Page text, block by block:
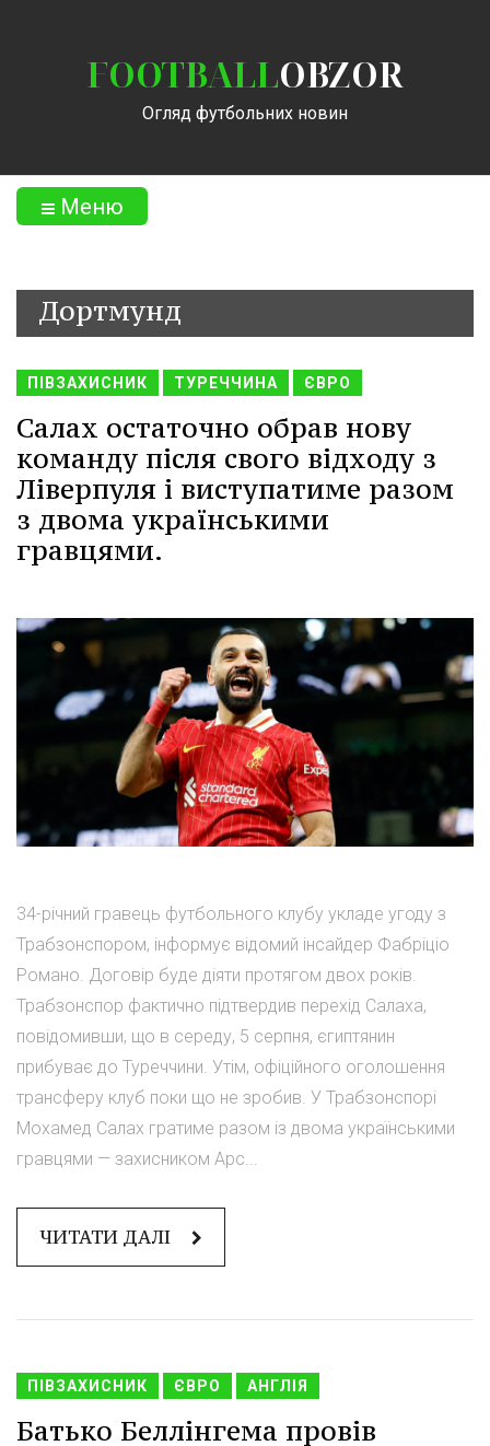
FOOTBALLOBZOR
Огляд футбольних новин
Меню
Дортмунд
ПІВЗАХИСНИК ТУРЕЧЧИНА ЄВРО
Салах остаточно обрав нову
команду після свого відходу з
Ліверпуля і виступатиме разом
з двома українськими
гравцями.
34-річний гравець футбольного клубу укладе угоду з
Трабзонспором, інформує відомий інсайдер Фабріціо
Романо. Договір буде діяти протягом двох років.
Трабзонспор фактично підтвердив перехід Салаха,
повідомивши, що в середу, 5 серпня, єгиптянин
прибуває до Туреччини. Утім, офіційного оголошення
трансферу клуб поки що не зробив. У Трабзонспорі
Мохамед Салах гратиме разом із двома українськими
гравцями — захисником Арс...
ЧИТАТИ ДАЛІ
ПІВЗАХИСНИК ЄВРО АНГЛІЯ
Батько Беллінгема провів